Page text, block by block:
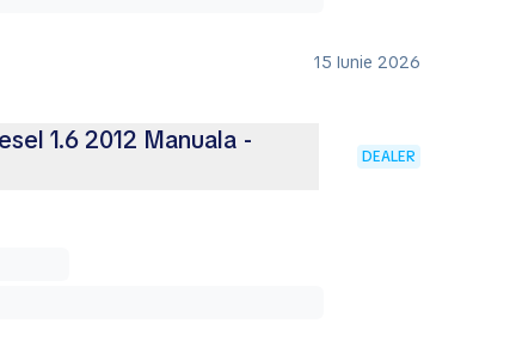
15 Iunie 2026
1.6 2012 Manuala -
DEALER